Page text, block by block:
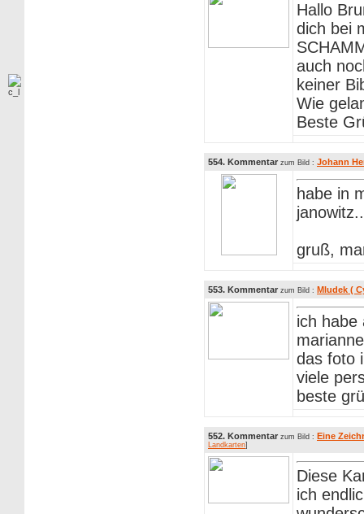
Hallo
dich bei
auch
keiner
Wie
Beste
554. Kommentar zum Bild : Johann
habe in
gruß,
553. Kommentar zum Bild : Mludek (
ich habe
das foto
viele
beste
552. Kommentar zum Bild : Eine
Landkarten]
Diese
ich